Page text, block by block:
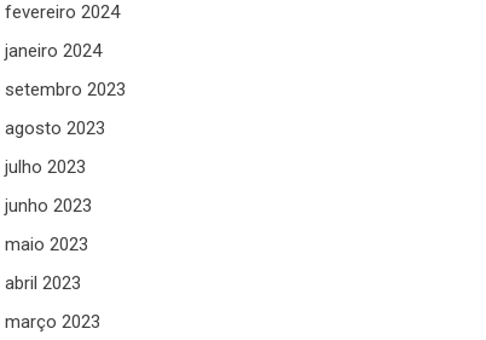
fevereiro 2024
janeiro 2024
setembro 2023
agosto 2023
julho 2023
junho 2023
maio 2023
abril 2023
março 2023